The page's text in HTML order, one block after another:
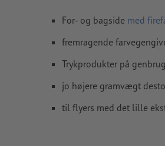
Kommentarerslettes og
Formularfeltetsindhold
Hvordan opretter jeg
For- og bagside med
fremragende
Trykprodukter på
jo højere gramvægt
til flyers med det lille